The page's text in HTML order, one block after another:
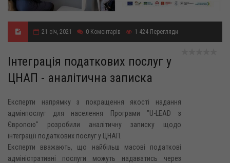
21 січ, 2021 0 Коментарів 1 424 Перегляди
Інтеграція податкових послуг у
ЦНАП - аналітична записка
Експерти напрямку з покращення якості надання
адмінпослуг для населення Програми "U-LEAD з
Європою" розробили аналітичну записку щодо
інтеграції податкових послуг у ЦНАП.
Експерти вважають, що найбільш масові податкові
адміністративні послуги можуть надаватись через